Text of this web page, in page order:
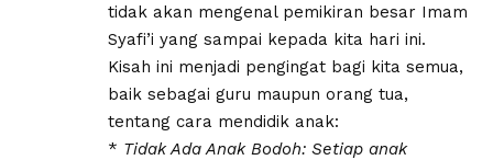
tidak akan mengenal pemikiran besar Imam
Syafi’i yang sampai kepada kita hari ini.​
Kisah ini menjadi pengingat bagi kita semua,
baik sebagai guru maupun orang tua,
tentang cara mendidik anak:
* ​ Tidak Ada Anak Bodoh: Setiap anak